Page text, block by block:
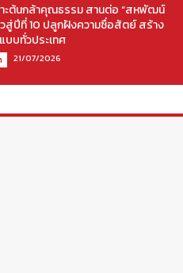
าะต้นกล้าคุณธรรม สานต่อ “สหพัฒน์
วสู่ปีที่ 10 ปลูกฝังความซื่อสัตย์ สร้าง
บบทั่วประเทศ
21/07/2026